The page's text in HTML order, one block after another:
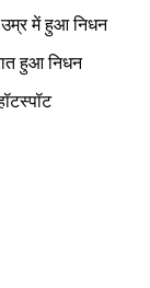
में हुआ निधन
हुआ निधन